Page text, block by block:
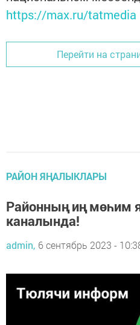
https://max.ru/tatmedia
Перейти на
РАЙОН ЯҢАЛЫКЛАРЫ
Районның иң мөһим
каналында!
admin, 6 сентябрь 2023 -